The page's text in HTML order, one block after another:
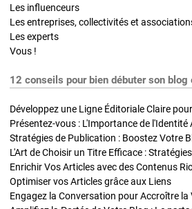
Les influenceurs
Les entreprises, collectivités et
Les experts
Vous !
12 conseils pour bien débuter son
Développez une Ligne Éditoriale Claire
Présentez-vous : L'Importance de
L'Art de Choisir un Titre Efficace :
Optimiser vos Articles grâce aux Liens
Engagez la Conversation pour Accroître la